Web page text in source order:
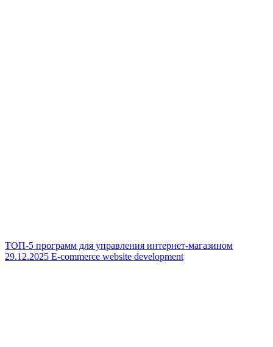
ТОП-5 программ для управления интернет-магазином
29.12.2025 E-commerce website development